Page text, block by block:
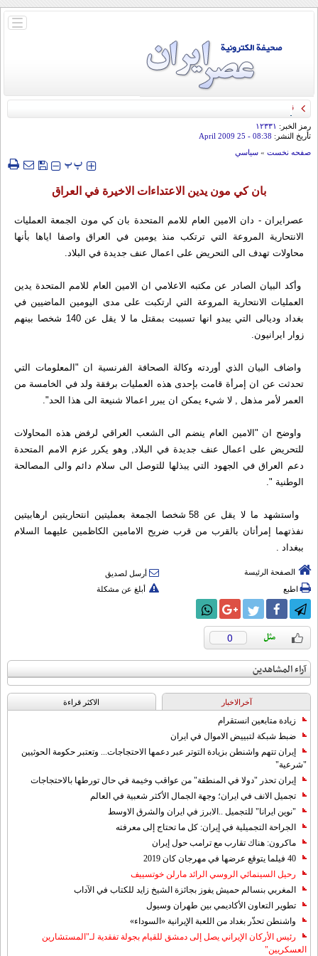
باز
قائد الحرس الثوري: إيران ستدمر أمريكا وإسرائيل والسعودية إذا تجاوزت خطوط طهران
الحمراء
رمز الخبر: ۱۲۳۳۱
تأريخ النشر: 08:38
- 25 April 2009
صفحه نخست » سياسي
‍‍‍ پپ
بان كي مون يدين الاعتداءات الاخيرة في العراق
عصرایران - دان الامين العام للامم المتحدة بان كي مون الجمعة العمليات
الانتحارية المروعة التي ترتكب منذ يومين في العراق واصفا اياها بأنها
محاولات تهدف الى التحريض على اعمال عنف جديدة في البلاد.
وأكد البيان الصادر عن مكتبه الاعلامي ان الامين العام للامم المتحدة يدين
العمليات الانتحارية المروعة التي ارتكبت على مدى اليومين الماضيين في
بغداد وديالى التي يبدو انها تسببت بمقتل ما لا يقل عن 140 شخصا بينهم
زوار ايرانيون.
واضاف البيان الذي أوردته وكالة الصحافة الفرنسية ان "المعلومات التي
تحدثت عن ان إمرأة قامت بإحدى هذه العمليات برفقة ولد في الخامسة من
العمر لأمر مذهل , لا شيء يمكن ان يبرر اعمالا شنيعة الى هذا الحد".
واوضح ان "الامين العام ينضم الى الشعب العراقي لرفض هذه المحاولات
للتحريض على اعمال عنف جديدة في البلاد, وهو يكرر عزم الامم المتحدة
دعم العراق في الجهود التي يبذلها للتوصل الى سلام دائم والى المصالحة
الوطنية ".
واستشهد ما لا يقل عن 58 شخصا الجمعة بعمليتين انتحاريتين ارهابيتين
نفذتهما إمرأتان بالقرب من قرب ضريح الامامين الكاظمين عليهما السلام
ببغداد .
الصفحة الرئيسة
أرسل لصديق
اطبع
أبلغ عن مشكلة
0
آراء المشاهدين
آخرالاخبار الاکثر قراءة
زيادة متابعين انستقرام
ضبط شبكة لتبييض الاموال في ايران
إيران تتهم واشنطن بزيادة التوتر عبر دعمها الاحتجاجات... وتعتبر حكومة الحوثيين
"شرعية"
إيران تحذر "دولا في المنطقة" من عواقب وخيمة في حال تورطها بالاحتجاجات
تجميل الانف في ايران؛ وجهة الجمال الأكثر شعبية في العالم
"نوين ايرانا" للتجميل ..الابرز في ايران والشرق الاوسط
الجراحة التجميلية في إيران: كل ما تحتاج إلى معرفته
ماكرون: هناك تقارب مع ترامب حول إيران
40 فيلما يتوقع عرضها في مهرجان كان 2019
رحيل السينمائي الروسي الرائد مارلن خوتسييف
المغربي بنسالم حميش يفوز بجائزة الشيخ زايد للكتاب في الآداب
تطوير التعاون الأكاديمي بين طهران وسيول
واشنطن تحذّر بغداد من اللعبة الإيرانية «السوداء»
رئيس الأركان الإيراني يصل إلى دمشق للقيام بجولة تفقدية لـ"المستشارين
العسكريين"